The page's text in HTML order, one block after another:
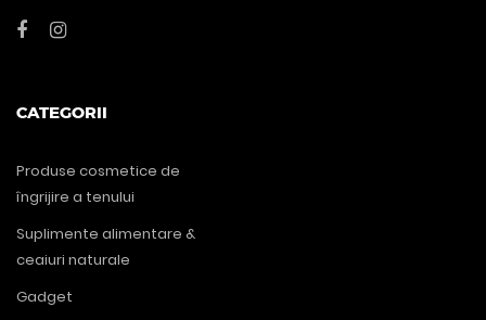
CATEGORII
Produse cosmetice de
îngrijire a tenului
Suplimente alimentare &
ceaiuri naturale
Gadget